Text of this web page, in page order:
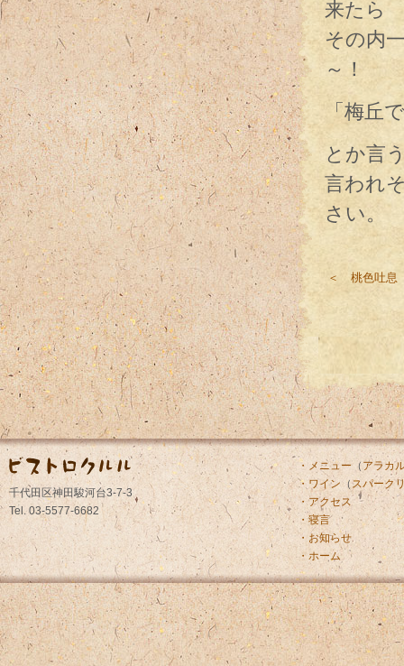
来たら
その内
～！
「梅丘
とか言
言われ
さい。
＜ 桃色吐息
千代田区神田駿河台3-7-3
Tel. 03-5577-6682
・メニュー（ アラカ
・ワイン （スパーク
・アクセス
・寝言
・お知らせ
・ホーム